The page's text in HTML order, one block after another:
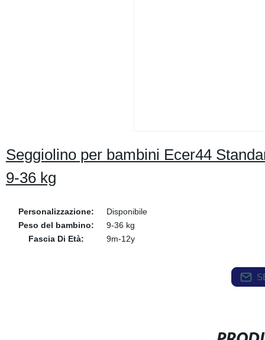
Seggiolino per bambini Ecer44
9-36 kg
Personalizzazione:
Disponibile
Peso del bambino:
9-36 kg
Fascia Di Età:
9m-12y